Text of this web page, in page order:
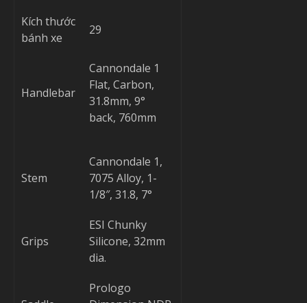
Kích thước
bánh xe
29
Handlebar
Cannondale 1
Flat, Carbon,
31.8mm, 9°
back, 760mm
Stem
Cannondale 1,
7075 Alloy, 1-
1/8″, 31.8, 7°
Grips
ESI Chunky
Silicone, 32mm
dia.
Prologo